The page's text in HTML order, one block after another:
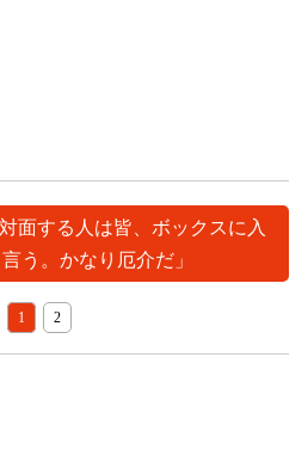
面する人は皆、ボックスに入
う。かなり厄介だ」
1 2